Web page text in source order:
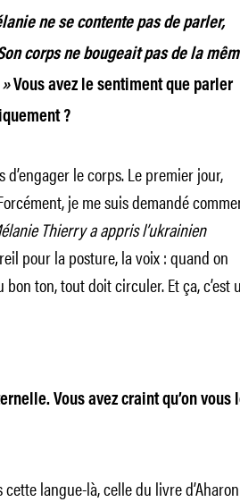
ne se contente pas de parler,
corps ne bougeait pas de la
Vous avez le sentiment que parler
?
le corps. Le premier jour,
je me suis demandé
Thierry a appris l’ukrainien
pour la posture, la voix : quand on
ton, tout doit circuler. Et ça, c’est
Vous avez craint qu’on vous
langue-là, celle du livre d’Aharon